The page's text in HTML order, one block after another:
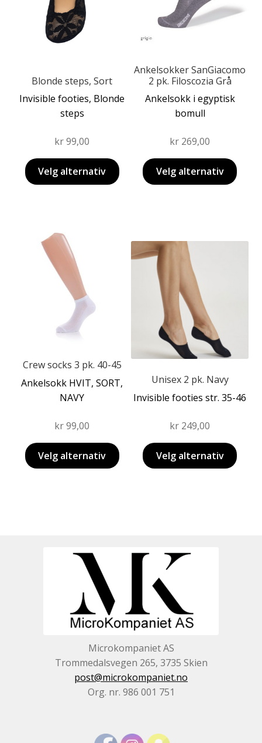
Blonde steps, Sort
Invisible footies, Blonde
steps
kr99,00
Velg alternativ
varianter.
Alternativene
kan
produktsiden
Ankelsokker SanGiacomo
2 pk. Filoscozia Grå
Ankelsokk i egyptisk
bomull
kr 269,00
Velg alternativ
Alternativene
kan
produktsiden
Crew socks 3 pk. 40-45
Ankelsokk HVIT, SORT,
NAVY
kr99,00
Velg alternativ
produktet
har
flere
varianter.
Alternativene
kan
velges
produktsiden
Unisex 2 pk. Navy
Invisible footies str. 35-46
kr 249,00
Velg alternativ
produktet
har
flere
varianter.
Alternativene
kan
velges
produktsiden
Microkompaniet AS
Trommedalsvegen 265, 3735 Skien
post@microkompaniet.no
Org. nr. 986 001 751